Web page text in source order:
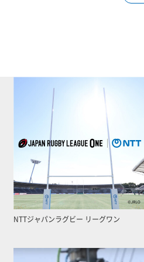
NTTジャパンラグビー リーグワン